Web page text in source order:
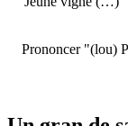
Prononcer "(lou)